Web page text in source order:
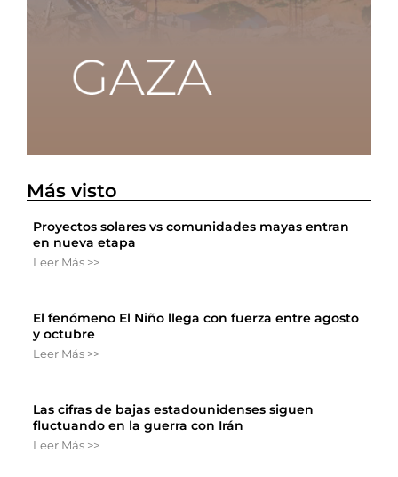
Más visto
Proyectos solares vs comunidades mayas entran
en nueva etapa
Leer Más >>
El fenómeno El Niño llega con fuerza entre agosto
y octubre
Leer Más >>
Las cifras de bajas estadounidenses siguen
fluctuando en la guerra con Irán
Leer Más >>